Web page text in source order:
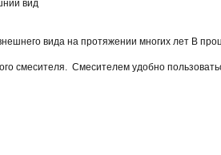
вид
вида на протяжении многих лет В
смесителя. Смесителем удобно